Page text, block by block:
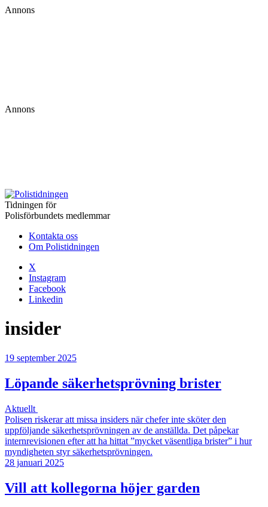
Annons
Annons
Tidningen för
Polisförbundets medlemmar
Kontakta oss
Om Polistidningen
X
Instagram
Facebook
Linkedin
insider
19 september 2025
Löpande säkerhetsprövning brister
Aktuellt
Polisen riskerar att missa insiders när chefer inte sköter den
uppföljande säkerhetsprövningen av de anställda. Det påpekar
internrevisionen efter att ha hittat ”mycket väsentliga brister” i hur
myndigheten styr säkerhetsprövningen.
28 januari 2025
Vill att kollegorna höjer garden